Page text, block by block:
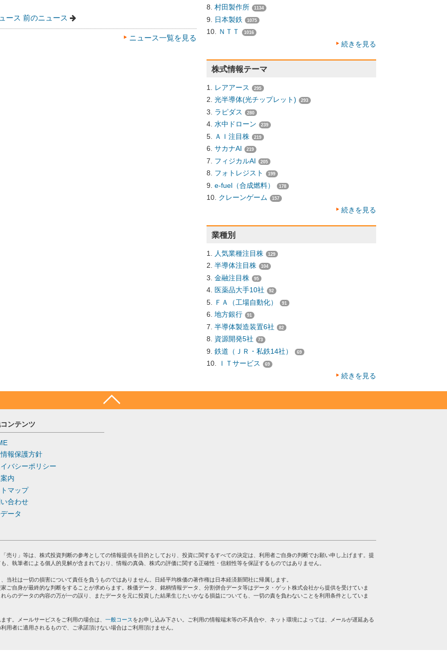
ース 前のニュース
ニュース一覧を見る
村田製作所 1134
日本製鉄 1075
ＮＴＴ 1016
続きを見る
株式情報テーマ
レアアース 295
光半導体(光チップレット) 293
ラピダス 280
水中ドローン 239
ＡＩ注目株 219
サカナAI 219
フィジカルAI 205
フォトレジスト 199
e-fuel（合成燃料） 178
クレーンゲーム 157
続きを見る
業種別
人気業種注目株 129
半導体注目株 104
金融注目株 95
医薬品大手10社 92
ＦＡ（工場自動化） 91
地方銀行 91
半導体製造装置6社 82
資源開発5社 73
鉄道（ＪＲ・私鉄14社） 69
ＩＴサービス 69
続きを見る
ンテンツ
報保護方針
バシーポリシー
内
マップ
合わせ
ータ
売り」等は、株式投資判断の参考としての情報提供を目的としており、投資に関するすべての決定は、利用者ご自身の判断でお願い申し上げます。提
、執筆者による個人的見解が含まれており、情報の真偽、株式の評価に関する正確性・信頼性等を保証するものではありません。
当社は一切の損害について責任を負うものではありません。日経平均株価の著作権は日本経済新聞社に帰属します。
ご自身が最終的な判断をすることが求めらます。株価データ、銘柄情報データ、分割併合データ等はデータ・ゲット株式会社から提供を受けていま
らのデータの内容の万が一の誤り、またデータを元に投資した結果生じたいかなる損益についても、一切の責を負わないことを利用条件としていま
す。メールサービスをご利用の場合は、 一般コースをお申し込み下さい。ご利用の情報端末等の不具合や、ネット環境によっては、メールが遅延ある
用者に適用されるもので、ご承諾頂けない場合はご利用頂けません。